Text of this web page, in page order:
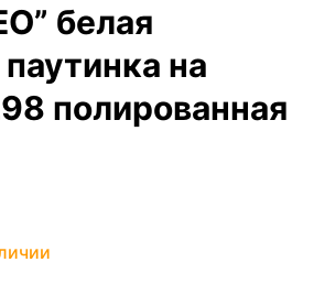
белая
на
полированная